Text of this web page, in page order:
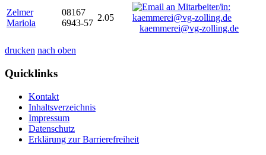
Zelmer
Mariola
08167
6943-57
2.05
kaemmerei@vg-zolling.de
drucken nach oben
Quicklinks
Kontakt
Inhaltsverzeichnis
Impressum
Datenschutz
Erklärung zur Barrierefreiheit